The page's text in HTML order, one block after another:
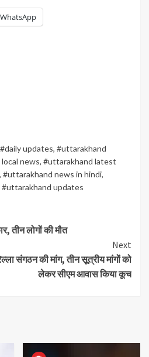
WhatsApp
#daily updates, #uttarakhand
news, #uttarakhand latest
, #uttarakhand news in hindi,
#uttarakhand updates
तीन लोगों की मौत
Next
संगठन की मांग, तीन सूत्रीय मांगों को
लेकर सीएम आवास किया कूच